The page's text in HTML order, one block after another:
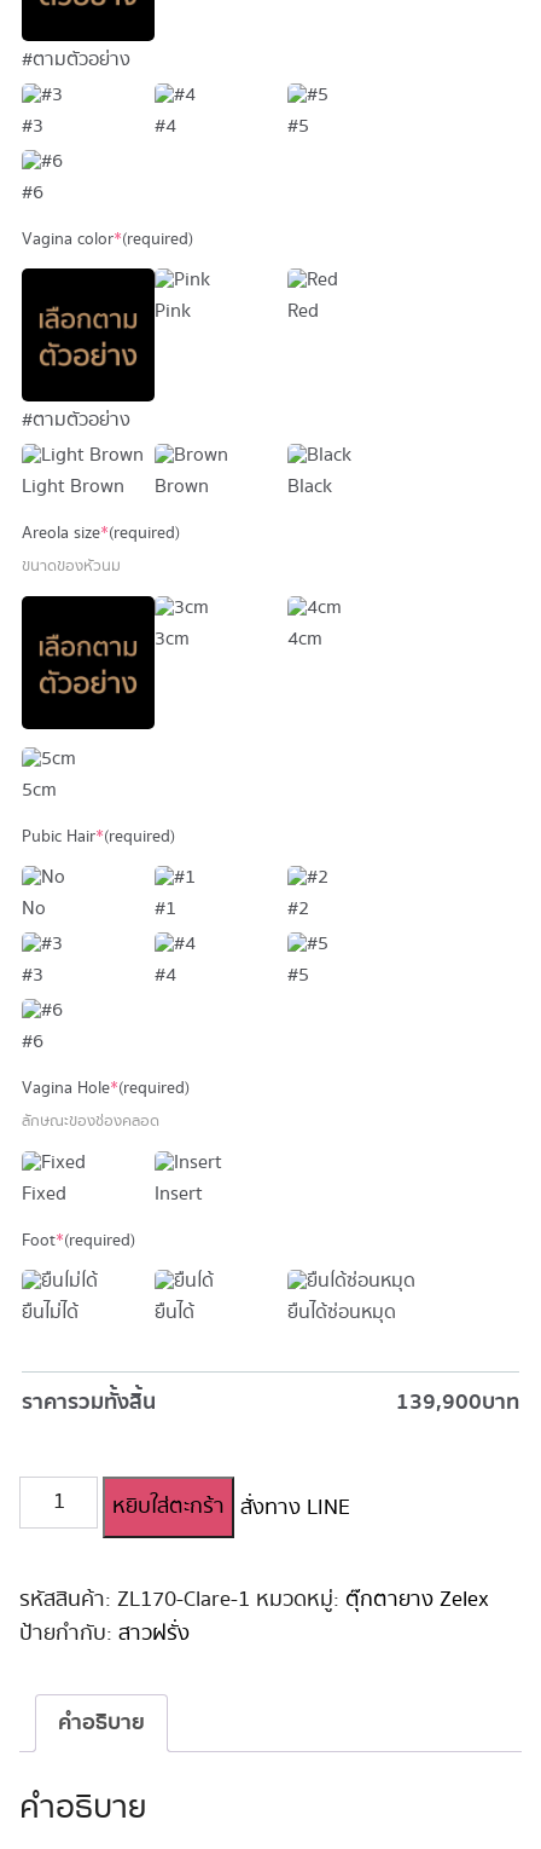
#ตามตัวอย่าง
#3 #4 #5
#6
Vagina color*(required)
#ตามตัวอย่าง
Pink Red
Light Brown Brown Black
Areola size*(required)
ขนาดของหัวนม
3cm 4cm
5cm
Pubic Hair*(required)
No #1 #2
#3 #4 #5
#6
Vagina Hole*(required)
ลักษณะของช่องคลอด
Fixed Insert
Foot*(required)
ยืนไม่ได้ ยืนได้ ยืนได้ซ่อนหมุด
ราคารวมทั้งสิ้น 139,900บาท
จำนวน
ตุ๊กตา
ลิ
โคน
170cm
หยิบใส่ตะกร้า สั่งทาง LINE
รหัสสินค้า: ZL170-Clare-1 หมวดหมู่: ตุ๊กตายาง Zelex
ป้ายกำกับ: สาวฝรั่ง
คำอธิบาย
คำอธิบาย